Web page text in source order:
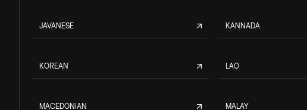
JAVANESE KANNADA
KOREAN LAO
MACEDONIAN MALAY